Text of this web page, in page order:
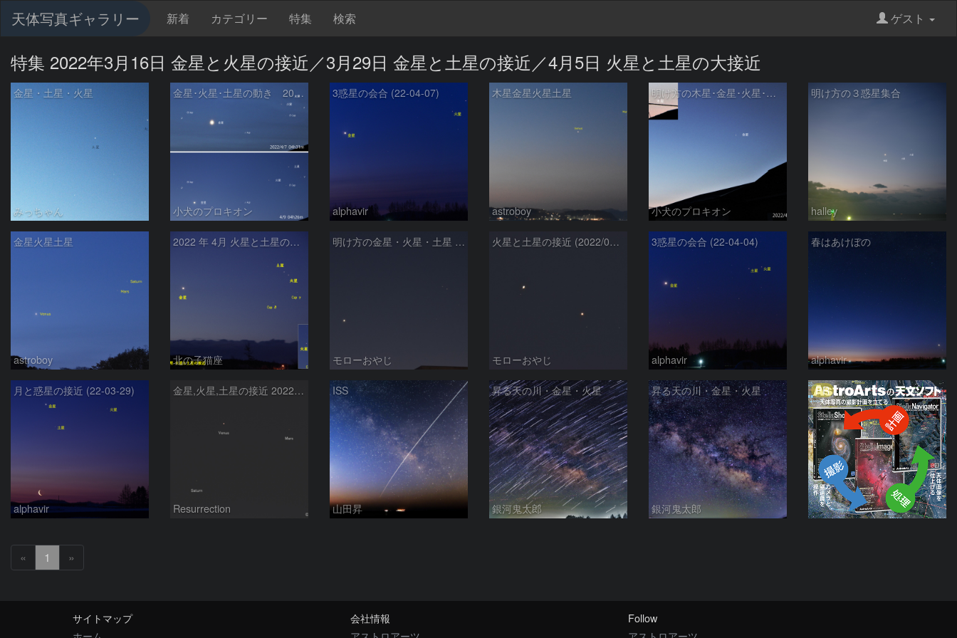
天体写真ギャラリー 新着 カテゴリー 特集 検索 ゲスト
特集 2022年3月16日 金星と火星の接近／3月29日 金星と土星の接近／4月5日 火星と土星の大接近
金星・土星・火星
みっちゃん
金星･火星･土星の動き 2022/4/7･4/9
小犬のプロキオン
3惑星の会合 (22-04-07)
alphavir
木星金星火星土星
astroboy
明け方の木星･金星･火星･土星 2022/4/9
小犬のプロキオン
明け方の３惑星集合
halley
金星火星土星
astroboy
2022 年 4月 火星と土星の接近
北の子猫座
明け方の金星・火星・土星 (2022/04/05)
モローおやじ
火星と土星の接近 (2022/04/05)
モローおやじ
3惑星の会合 (22-04-04)
alphavir
春はあけぼの
alphavir
月と惑星の接近 (22-03-29)
alphavir
金星,火星,土星の接近 2022.3.25
Resurrection
ISS
山田昇
昇る天の川・金星・火星
銀河鬼太郎
昇る天の川・金星・火星
銀河鬼太郎
PR
« 1 »
サイトマップ
会社情報
Follow